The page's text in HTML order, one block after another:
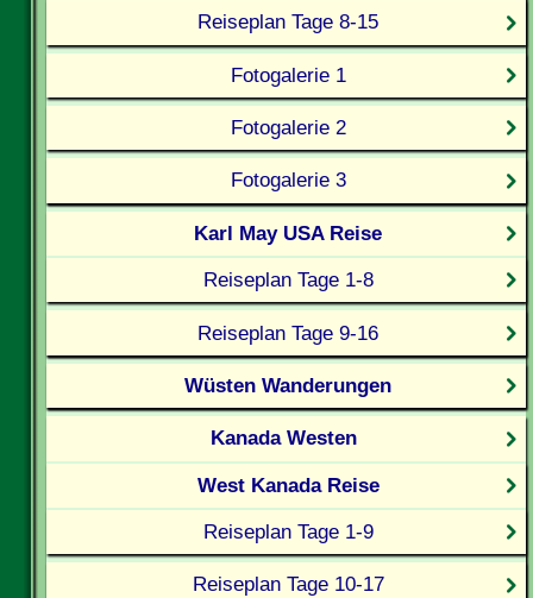
Reiseplan Tage 8-15
Fotogalerie 1
Fotogalerie 2
Fotogalerie 3
Karl May USA Reise
Reiseplan Tage 1-8
Reiseplan Tage 9-16
Wüsten Wanderungen
Kanada Westen
West Kanada Reise
Reiseplan Tage 1-9
Reiseplan Tage 10-17